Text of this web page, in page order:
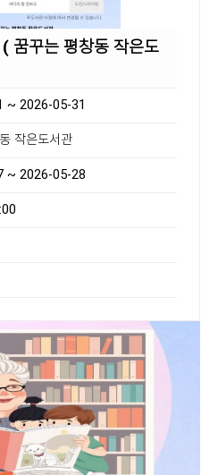
꿈꾸는 평창동 작은도
~ 2026-05-31
작은도서관
~ 2026-05-28